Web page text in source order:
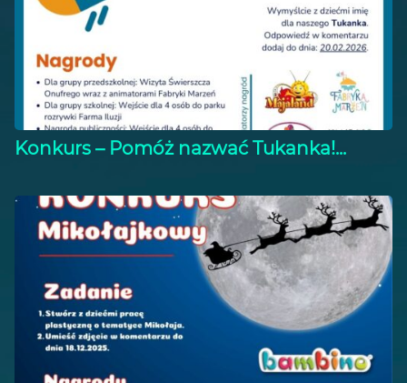
Konkurs – Pomóż nazwać Tukanka!...